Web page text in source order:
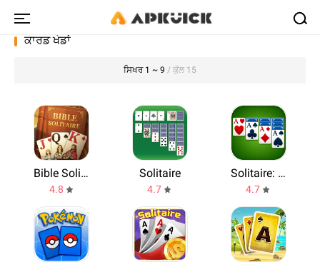
ਕਾਰਡ ਖੇਡਾਂ
ਸਿਖਰ 1 ~ 9 / ਕੁੱਲ 15
Bible Solitaire - Daily Bless
4.8
Solitaire
4.7
Solitaire: Classic Card Games
4.7